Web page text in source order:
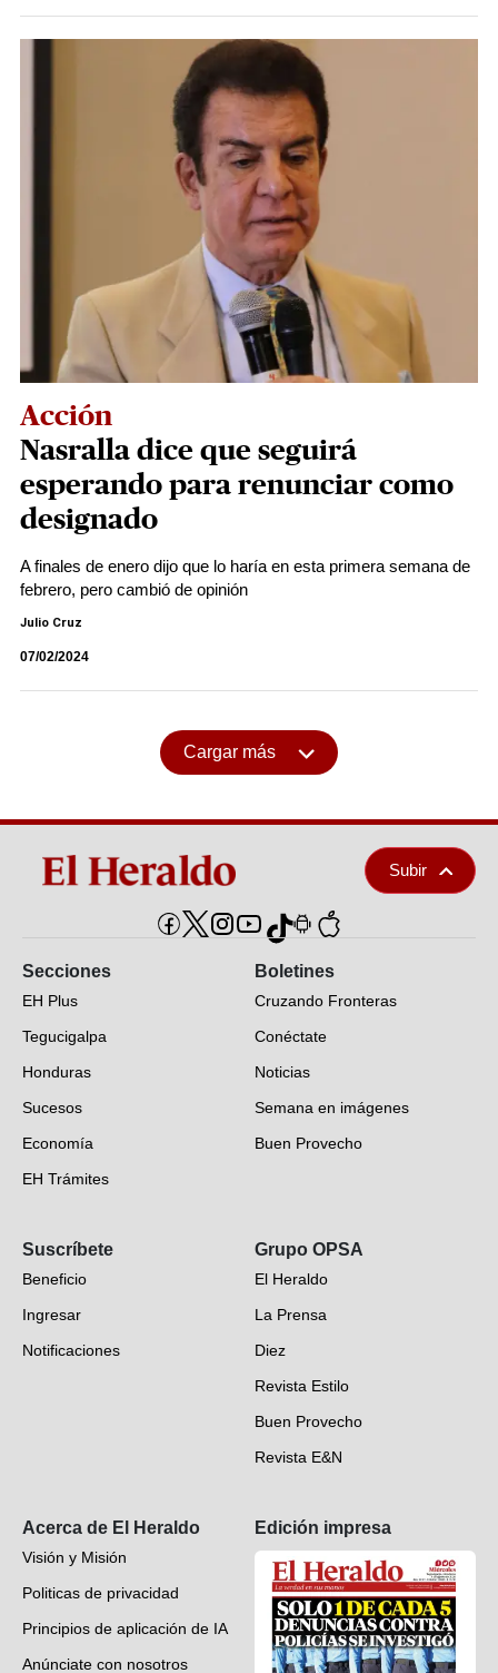
Acción
Nasralla dice que seguirá
esperando para renunciar como
designado
A finales de enero dijo que lo haría en esta primera semana de
febrero, pero cambió de opinión
Julio Cruz
07/02/2024
Cargar más
Subir
Secciones
EH Plus
Tegucigalpa
Honduras
Sucesos
Economía
EH Trámites
EH Verifica
Fotogalerías
Deportes
Videos
Boletines
Cruzando Fronteras
Conéctate
Noticias
Semana en imágenes
Buen Provecho
Suscríbete
Beneficio
Ingresar
Notificaciones
Grupo OPSA
El Heraldo
La Prensa
Diez
Revista Estilo
Buen Provecho
Revista E&N
Acerca de El Heraldo
Visión y Misión
Politicas de privacidad
Principios de aplicación de IA
Anúnciate con nosotros
Edición impresa